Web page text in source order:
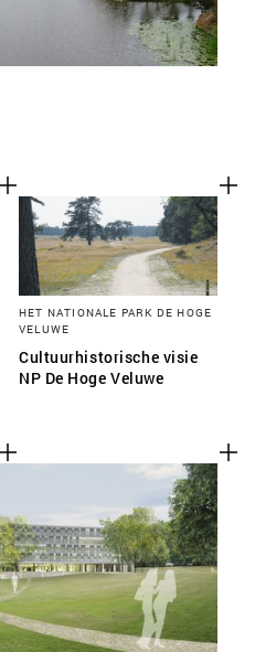
HET NATIONALE PARK DE HOGE
VELUWE
Cultuurhistorische visie
NP De Hoge Veluwe